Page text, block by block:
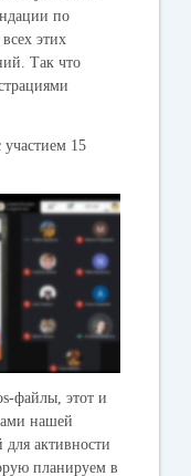
по
этих
Так что
15
файлы, этот и
нашей
активности
планируем в